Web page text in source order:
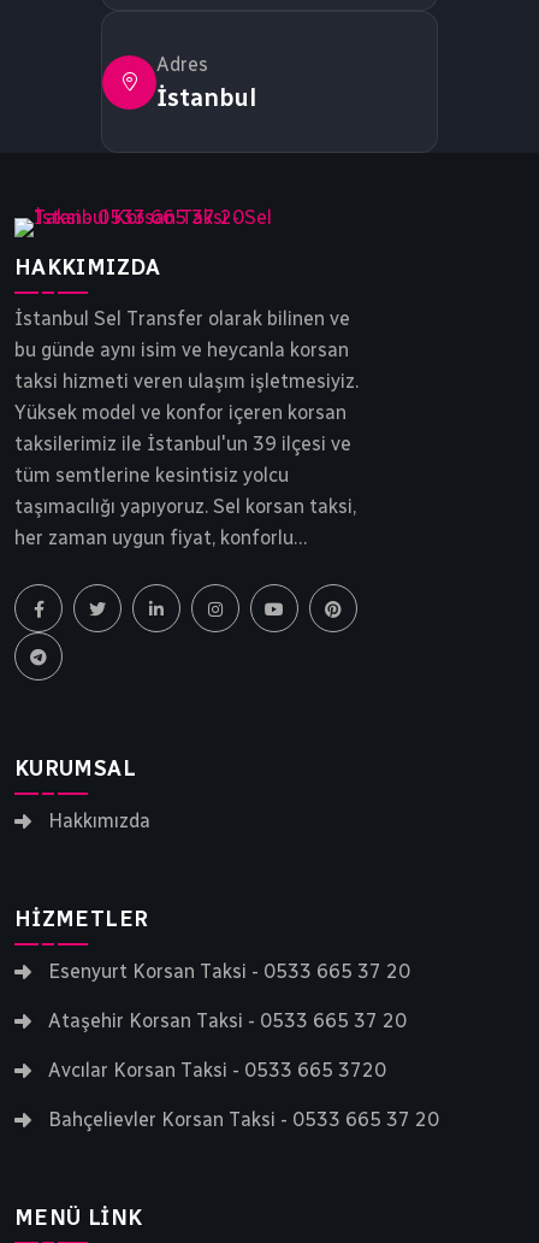
Adres
İstanbul
HAKKIMIZDA
İstanbul Sel Transfer olarak bilinen ve
bu günde aynı isim ve heycanla korsan
taksi hizmeti veren ulaşım işletmesiyiz.
Yüksek model ve konfor içeren korsan
taksilerimiz ile İstanbul'un 39 ilçesi ve
tüm semtlerine kesintisiz yolcu
taşımacılığı yapıyoruz. Sel korsan taksi,
her zaman uygun fiyat, konforlu
ödün vermeden yollarda ilerlemektedir.
İstanbul korsan taksi, Sel Transfer 30
yılı aşkın bir süredir siz ve sevdiklerinizi
KURUMSAL
Hakkımızda
HIZMETLER
Esenyurt Korsan Taksi - 0533 665 37 20
Ataşehir Korsan Taksi - 0533 665 37 20
Avcılar Korsan Taksi - 0533 665 3720
Bahçelievler Korsan Taksi - 0533 665 37 20
MENÜ LINK